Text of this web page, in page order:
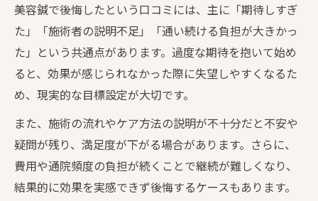
美容鍼で後悔したという口コミには、主に「期待しすぎ
た」「施術者の説明不足」「通い続ける負担が大きかっ
た」という共通点があります。過度な期待を抱いて始め
ると、効果が感じられなかった際に失望しやすくなるた
め、現実的な目標設定が大切です。
また、施術の流れやケア方法の説明が不十分だと不安や
疑問が残り、満足度が下がる場合があります。さらに、
費用や通院頻度の負担が続くことで継続が難しくなり、
結果的に効果を実感できず後悔するケースもあります。